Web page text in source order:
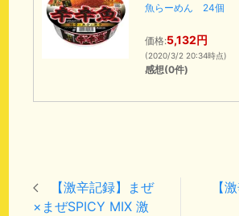
魚らーめん 24個
価格:5,132円
(2020/3/2 20:34時点)
感想(0件)
【激辛記録】まぜ
×まぜSPICY MIX 激
【